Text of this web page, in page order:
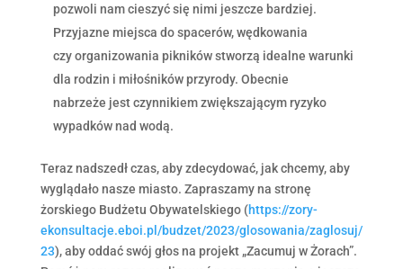
pozwoli nam cieszyć się nimi jeszcze bardziej.
Przyjazne miejsca do spacerów, wędkowania
czy organizowania pikników stworzą idealne warunki
dla rodzin i miłośników przyrody. Obecnie
nabrzeże jest czynnikiem zwiększającym ryzyko
wypadków nad wodą.
Teraz nadszedł czas, aby zdecydować, jak chcemy, aby
wyglądało nasze miasto. Zapraszamy na stronę
żorskiego Budżetu Obywatelskiego (https://zory-
ekonsultacje.eboi.pl/budzet/2023/glosowania/zaglosuj/
23), aby oddać swój głos na projekt „Zacumuj w Żorach”.